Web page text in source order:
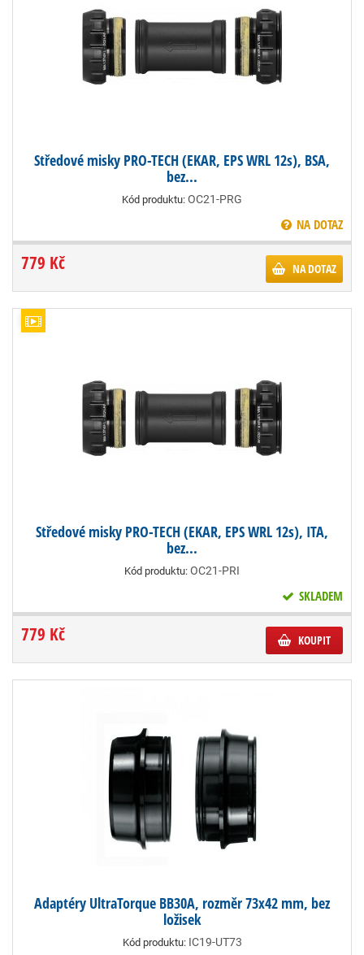
Středové misky PRO-TECH (EKAR, EPS WRL 12s), BSA,
bez...
Kód produktu: OC21-PRG
NA DOTAZ
779 Kč NA DOTAZ
Středové misky PRO-TECH (EKAR, EPS WRL 12s), ITA,
bez...
Kód produktu: OC21-PRI
SKLADEM
779 Kč KOUPIT
Adaptéry UltraTorque BB30A, rozměr 73x42 mm, bez
ložisek
Kód produktu: IC19-UT73